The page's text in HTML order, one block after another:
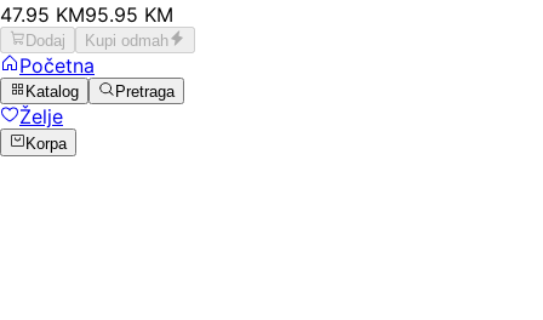
47.95 KM95.95 KM
Dodaj Kupi odmah
Početna
Katalog Pretraga
Želje
Korpa